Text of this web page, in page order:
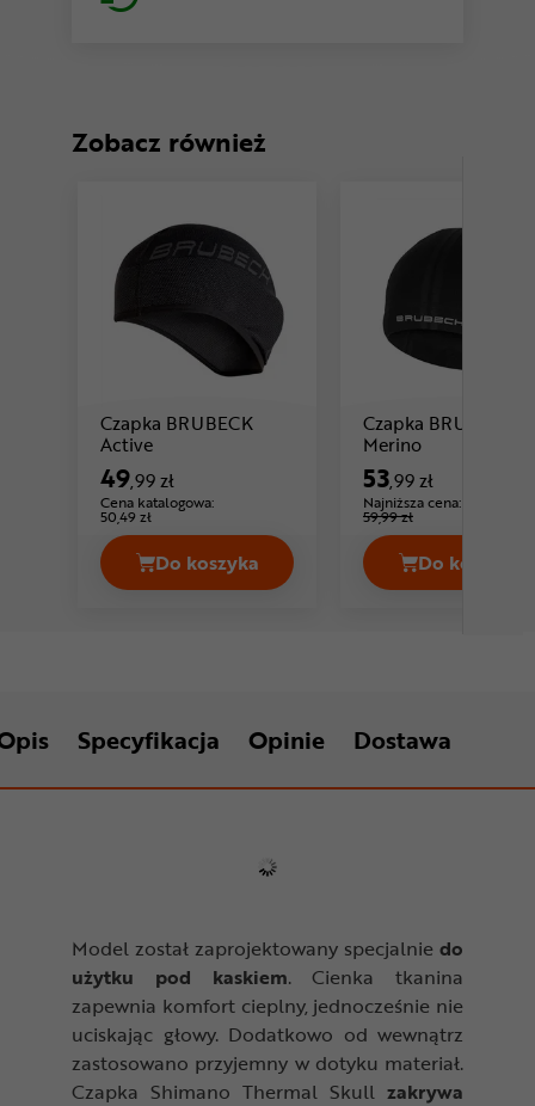
Zobacz również
Czapka BRUBECK
ActiveCena: 49 ,99 zł
49,99 zł
Cena katalogowa:
50,49 zł
Do koszyka
Czapka BRUBECK Active Cena 49,99
Czapka BRUBECK
MerinoCena: 53 ,99
53,99 zł
Najniższa cena:
59,99 zł
Do koszyka
Czapka
Specyfikacja Opinie Dostawa
Model został zaprojektowany specjalnie do
użytku pod kaskiem. Cienka tkanina
zapewnia komfort cieplny, jednocześnie nie
uciskając głowy. Dodatkowo od wewnątrz
zastosowano przyjemny w dotyku materiał.
Czapka Shimano Thermal Skull zakrywa